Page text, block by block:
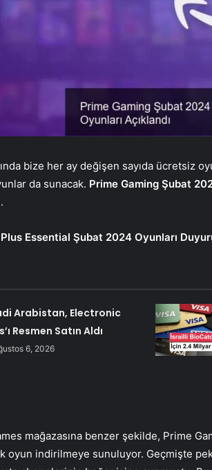
bize her ay değişen sayıda ücretsiz
da sunacak. Prime Gaming Şubat
Plus Essential Şubat 2024 Oyunları
Arabistan, Electronic
Resmen Satın Aldı
6, 2026
mağazasına benzer şekilde, Prime
oyun indirilmeye sunuluyor. Geçmişte